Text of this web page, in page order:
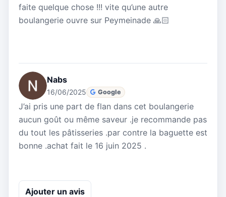
faite quelque chose !!! vite qu’une autre
boulangerie ouvre sur Peymeinade 🙏🏻
Nabs
16/06/2025 Google
J’ai pris une part de flan dans cet boulangerie
aucun goût ou même saveur .je recommande pas
du tout les pâtisseries .par contre la baguette est
bonne .achat fait le 16 juin 2025 .
Ajouter un avis